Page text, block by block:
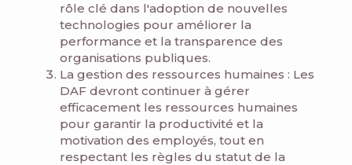
rôle clé dans l'adoption de nouvelles
technologies pour améliorer la
performance et la transparence des
organisations publiques.
La gestion des ressources humaines : Les
DAF devront continuer à gérer
efficacement les ressources humaines
pour garantir la productivité et la
motivation des employés, tout en
respectant les règles du statut de la